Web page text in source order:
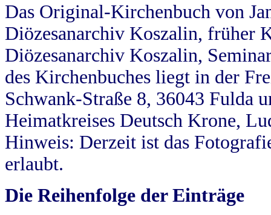
Das Original-Kirchenbuch von
Diözesanarchiv Koszalin, früher
Diözesanarchiv Koszalin,
des Kirchenbuches liegt in der
Schwank-Straße 8, 36043 Fulda
Heimatkreises Deutsch Krone,
Hinweis: Derzeit ist das
erlaubt.
Die Reihenfolge der Einträge